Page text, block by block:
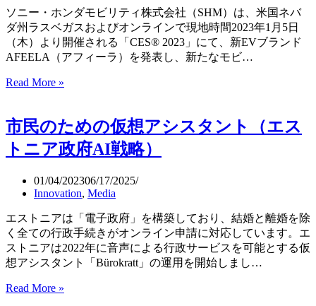
実
現
の
秘
S.
Chance）
ソニー・ホンダモビリティ株式会社（SHM）は、米国ネバ
ダ州ラスベガスおよびオンラインで現地時間2023年1月5日
（木）より開催される「CES® 2023」にて、新EVブランド
AFEELA（アフィーラ）を発表し、新たなモビ…
Read More »
と
ホ
ン
の
新
EV
ブ
ラ
ン
市民のための仮想アシスタント（エス
トニア政府AI戦略）
01/04/202306/17/2025
Innovation, Media
エストニアは「電子政府」を構築しており、結婚と離婚を除
く全ての行政手続きがオンライン申請に対応しています。エ
ストニアは2022年に音声による行政サービスを可能とする仮
想アシスタント「Bürokratt」の運用を開始しまし…
Read More »